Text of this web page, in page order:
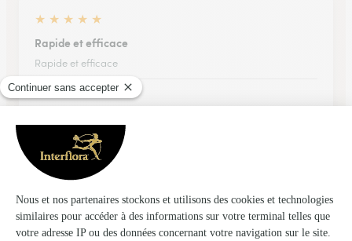
★ ★ ★ ★ ★
Rapide et efficace
Rapide et efficace
26/02/2026
★ ★ ★ ★ ★
Application simple rapide efficace et…
Application simple rapide efficace et les bouquets sont
superbes
26/02/2026